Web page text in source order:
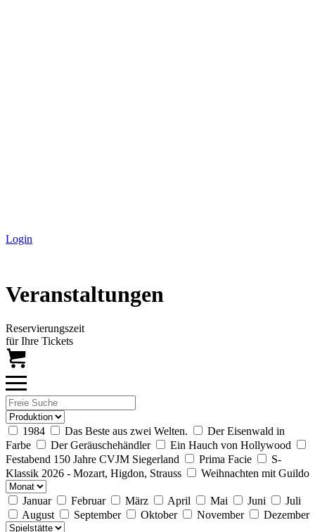
Login
Veranstaltungen
Reservierungszeit
für Ihre Tickets
1984 Das Beste aus zwei Welten.
Der Eisenwald in
Farbe
Der Geräuschehändler
Ein Hauch von Hollywood
Festabend 150 Jahre CVJM Siegerland
Prima Facie
S-
Klassik 2026 - Mozart, Higdon, Strauss
Weihnachten mit Guildo
Januar Februar März April Mai Juni
Juli
August
September Oktober November Dezember